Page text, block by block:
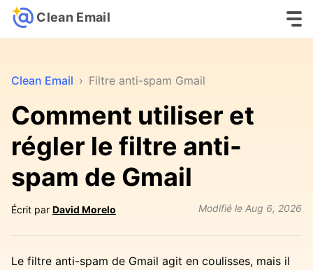
Clean Email
Clean Email › Filtre anti-spam Gmail
Comment utiliser et
régler le filtre anti-
spam de Gmail
Écrit par David Morelo Modifié le Aug 6, 2026
Le filtre anti-spam de Gmail agit en coulisses, mais il